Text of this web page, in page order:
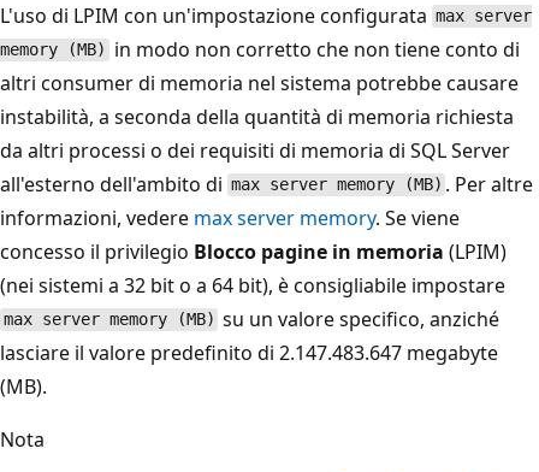
L'uso di LPIM con un'impostazione configurata max server
memory (MB)
in modo non corretto che non tiene conto di
altri consumer di memoria nel sistema potrebbe causare
instabilità, a seconda della quantità di memoria richiesta
da altri processi o dei requisiti di memoria di SQL Server
all'esterno dell'ambito di max server memory (MB) . Per altre
informazioni, vedere max server memory. Se viene
concesso il privilegio Blocco pagine in memoria (LPIM)
(nei sistemi a 32 bit o a 64 bit), è consigliabile impostare
max server memory (MB) su un valore specifico, anziché
lasciare il valore predefinito di 2.147.483.647 megabyte
(MB).
Nota